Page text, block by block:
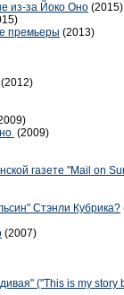
из-за Йоко Оно (2015)
премьеры (2013)
(2012)
(2009)
газете "Mail on
Стэнли Кубрика?
(2007)
("This is my story